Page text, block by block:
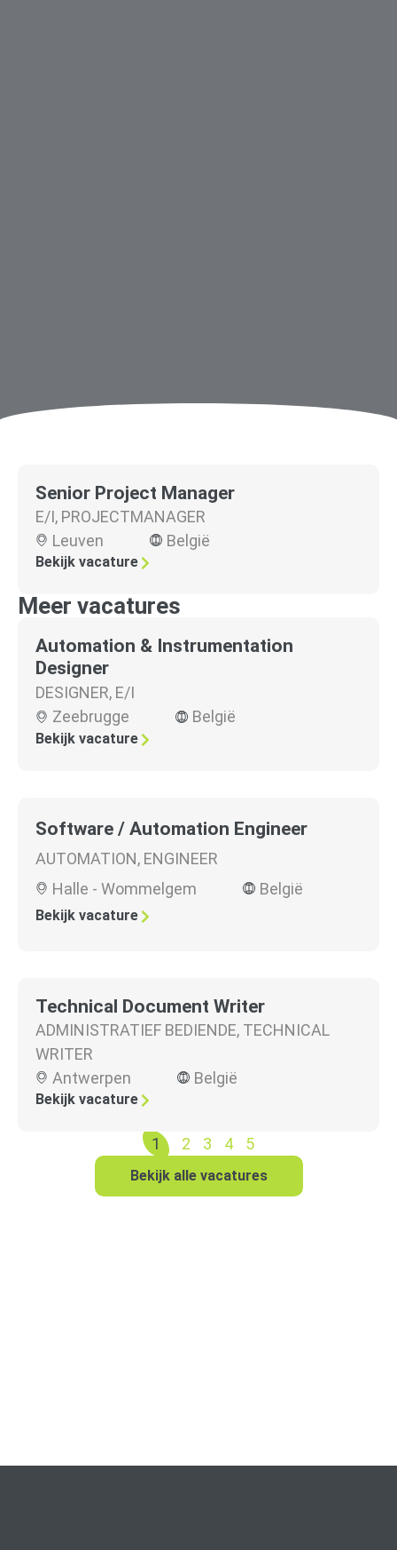
Senior Project Manager
E/I, PROJECTMANAGER
Leuven
België
Bekijk vacature
Meer vacatures
Automation & Instrumentation
Designer
DESIGNER, E/I
Zeebrugge
België
Bekijk vacature
Software / Automation Engineer
AUTOMATION, ENGINEER
Halle - Wommelgem
België
Bekijk vacature
Technical Document Writer
ADMINISTRATIEF BEDIENDE, TECHNICAL
WRITER
Antwerpen
België
Bekijk vacature
1 2 3 4 5
Bekijk alle vacatures